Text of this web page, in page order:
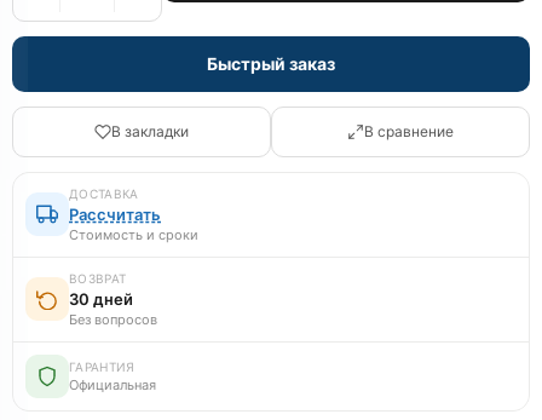
Быстрый заказ
В закладки В сравнение
ДОСТАВКА
Рассчитать
Стоимость и сроки
ВОЗВРАТ
30 дней
Без вопросов
ГАРАНТИЯ
Официальная